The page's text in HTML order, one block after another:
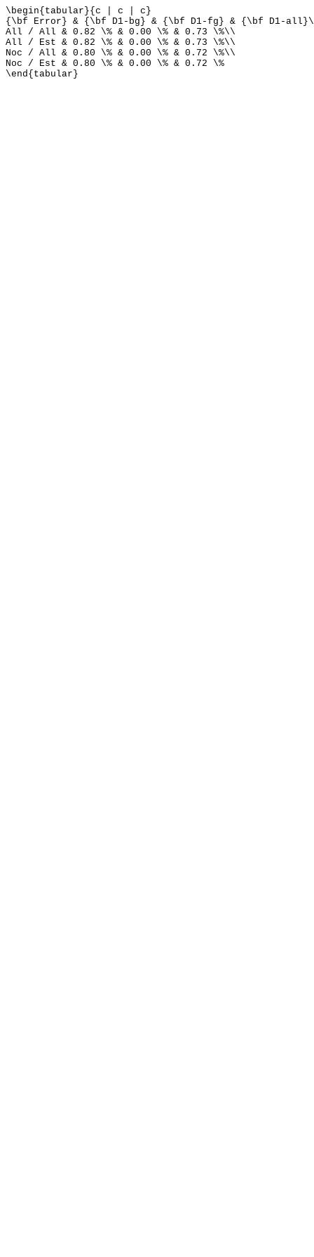
\begin{tabular}{c | c | c}
{\bf Error} & {\bf D1-bg} & {\bf D1-fg} & {\bf D1-
All / All & 0.82 \% & 0.00 \% & 0.73 \%\\
All / Est & 0.82 \% & 0.00 \% & 0.73 \%\\
Noc / All & 0.80 \% & 0.00 \% & 0.72 \%\\
Noc / Est & 0.80 \% & 0.00 \% & 0.72 \%
\end{tabular}